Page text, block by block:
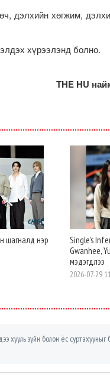
дэлхийн хөгжим,
хүрээлэнд болно.
THE HU
шагналд нэр
Single’s
Gwanhee,
мэдэгдлээ
2026-07-29
хууль зүйн болон ёс